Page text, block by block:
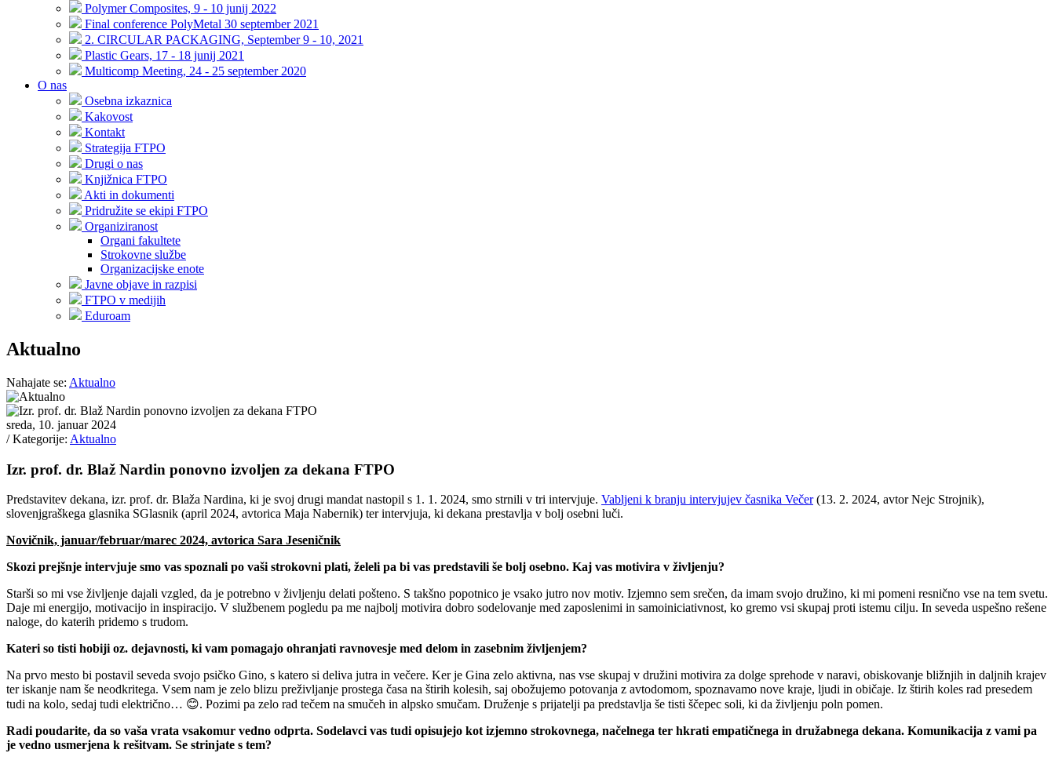
Polymer Composites, 9 - 10 junij 2022
Final conference PolyMetal 30 september 2021
2. CIRCULAR PACKAGING, September 9 - 10, 2021
Plastic Gears, 17 - 18 junij 2021
Multicomp Meeting, 24 - 25 september 2020
O nas
Osebna izkaznica
Kakovost
Kontakt
Strategija FTPO
Drugi o nas
Knjižnica FTPO
Akti in dokumenti
Pridružite se ekipi FTPO
Organiziranost
Organi fakultete
Strokovne službe
Organizacijske enote
Javne objave in razpisi
FTPO v medijih
Eduroam
Aktualno
Nahajate se: Aktualno
sreda, 10. januar 2024
/ Kategorije: Aktualno
Izr. prof. dr. Blaž Nardin ponovno izvoljen za dekana FTPO
Predstavitev dekana, izr. prof. dr. Blaža Nardina, ki je svoj drugi mandat nastopil s 1. 1. 2024, smo strnili v tri intervjuje. Vabljeni k branju intervjujev časnika Večer(13. 2. 2024, avtor Nejc Strojnik),
slovenjgraškega glasnika SGlasnik (april 2024, avtorica Maja Nabernik) ter intervjuja, ki dekana prestavlja v bolj osebni luči.
Novičnik, januar/februar/marec 2024, avtorica Sara Jeseničnik
Skozi prejšnje intervjuje smo vas spoznali po vaši strokovni plati, želeli pa bi vas predstavili še bolj osebno. Kaj vas motivira v življenju?
Starši so mi vse življenje dajali vzgled, da je potrebno v življenju delati pošteno. S takšno popotnico je vsako jutro nov motiv. Izjemno sem srečen, da imam svojo družino, ki mi pomeni resnično vse na tem svetu.
Daje mi energijo, motivacijo in inspiracijo. V službenem pogledu pa me najbolj motivira dobro sodelovanje med zaposlenimi in samoiniciativnost, ko gremo vsi skupaj proti istemu cilju. In seveda uspešno rešene
naloge, do katerih pridemo s trudom.
Kateri so tisti hobiji oz. dejavnosti, ki vam pomagajo ohranjati ravnovesje med delom in zasebnim življenjem?
Na prvo mesto bi postavil seveda svojo psičko Gino, s katero si deliva jutra in večere. Ker je Gina zelo aktivna, nas vse skupaj v družini motivira za dolge sprehode v naravi, obiskovanje bližnjih in daljnih krajev
ter iskanje nam še neodkritega. Vsem nam je zelo blizu preživljanje prostega časa na štirih kolesih, saj obožujemo potovanja z avtodomom, spoznavamo nove kraje, ljudi in običaje. Iz štirih koles rad presedem
tudi na kolo, sedaj tudi električno… 😊. Pozimi pa zelo rad tečem na smučeh in alpsko smučam. Druženje s prijatelji pa predstavlja še tisti ščepec soli, ki da življenju poln pomen.
Radi poudarite, da so vaša vrata vsakomur vedno odprta. Sodelavci vas tudi opisujejo kot izjemno strokovnega, načelnega ter hkrati empatičnega in družabnega dekana. Komunikacija z vami pa
je vedno usmerjena k rešitvam. Se strinjate s tem?